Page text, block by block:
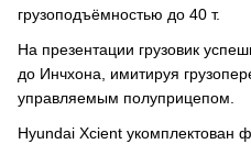
грузоподъёмностью до 40 т.
На презентации грузовик
до Инчхона, имитируя
управляемым полуприцепом.
Hyundai Xcient укомплектован